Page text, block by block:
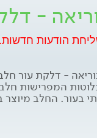
-
הודעות חדשות.
- דלקת עור
המפרישות
בעור. החלב
של העור).
השערה. החלב